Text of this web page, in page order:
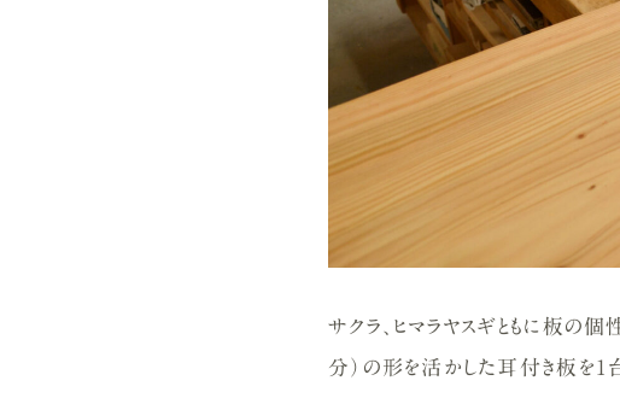
サクラ、ヒマラヤスギともに板の
分）の形を活かした耳付き板を1